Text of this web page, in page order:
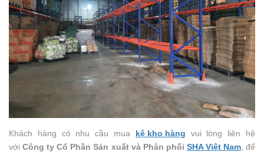
Khách hàng có nhu cầu mua kệ kho hàng vui lòng liên hệ
vớiCông ty Cổ Phần Sản xuất và Phân phối SHA Việt Nam, để